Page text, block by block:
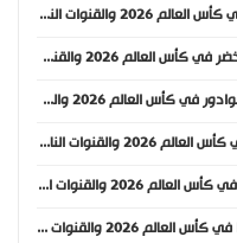
موعد مباراة السويد وتونس في كأس العالم 2026 والقنوات الناقلة
موعد مباراة إسبانيا والرأس الأخضر في كأس العالم 2026 والقنوات الناقلة
موعد مباراة ساحل العاج والإكوادور في كأس العالم 2026 والقنوات الناقلة
موعد مباراة أستراليا وتركيا في كأس العالم 2026 والقنوات الناقلة
موعد مباراة ألمانيا وكوراساو في كأس العالم 2026 والقنوات الناقلة
موعد مباراة هايتي واسكتلندا في كأس العالم 2026 والقنوات الناقلة